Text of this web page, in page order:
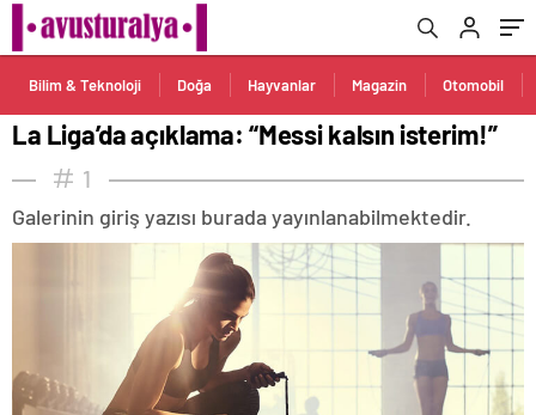
Bilim & Teknoloji Doğa Hayvanlar Magazin Otomobil
La Liga’da açıklama: “Messi kalsın isterim!”
1
Galerinin giriş yazısı burada yayınlanabilmektedir.